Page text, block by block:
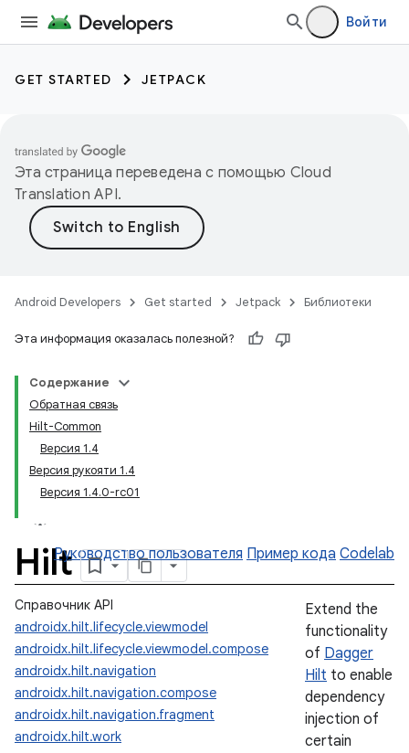
Войти
GET STARTED JETPACK
Эта страница переведена с помощью Cloud
Translation API.
Android Developers Get started Jetpack Библиотеки
Эта информация оказалась полезной?
Содержание
Обратная связь
Hilt-Common
Версия 1.4
Версия рукояти 1.4
Версия 1.4.0-rc01
HiltРуководство пользователя Пример кода Codelab
Справочник API
androidx.hilt.lifecycle.viewmodel
androidx.hilt.lifecycle.viewmodel.compose
androidx.hilt.navigation
androidx.hilt.navigation.compose
androidx.hilt.navigation.fragment
androidx.hilt.work
Extend the
functionality
of Dagger
Hilt to enable
dependency
injection of
certain